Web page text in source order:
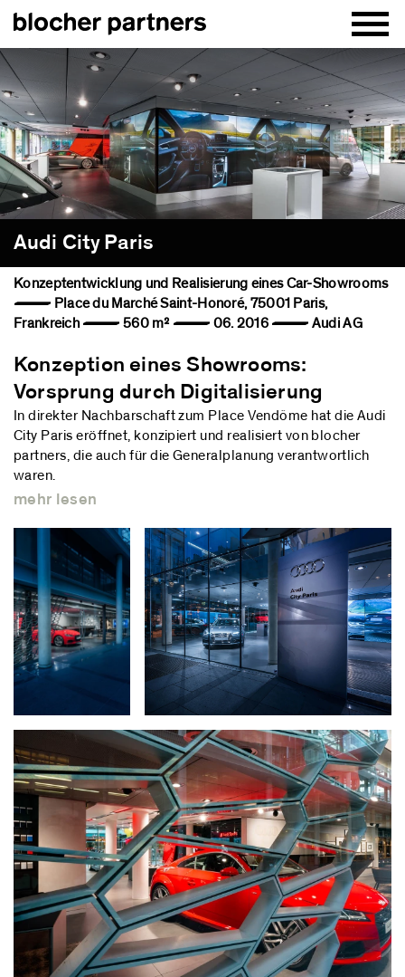
Audi City Paris
Konzeptentwicklung und Realisierung eines Car-Showrooms
— Place du Marché Saint-Honoré, 75001 Paris,
Frankreich — 560 m² — 06. 2016 — Audi AG
Konzeption eines Showrooms:
Vorsprung durch Digitalisierung
In direkter Nachbarschaft zum Place Vendôme hat die Audi
City Paris eröffnet, konzipiert und realisiert von blocher
partners, die auch für die Generalplanung verantwortlich
waren.
mehr lesen